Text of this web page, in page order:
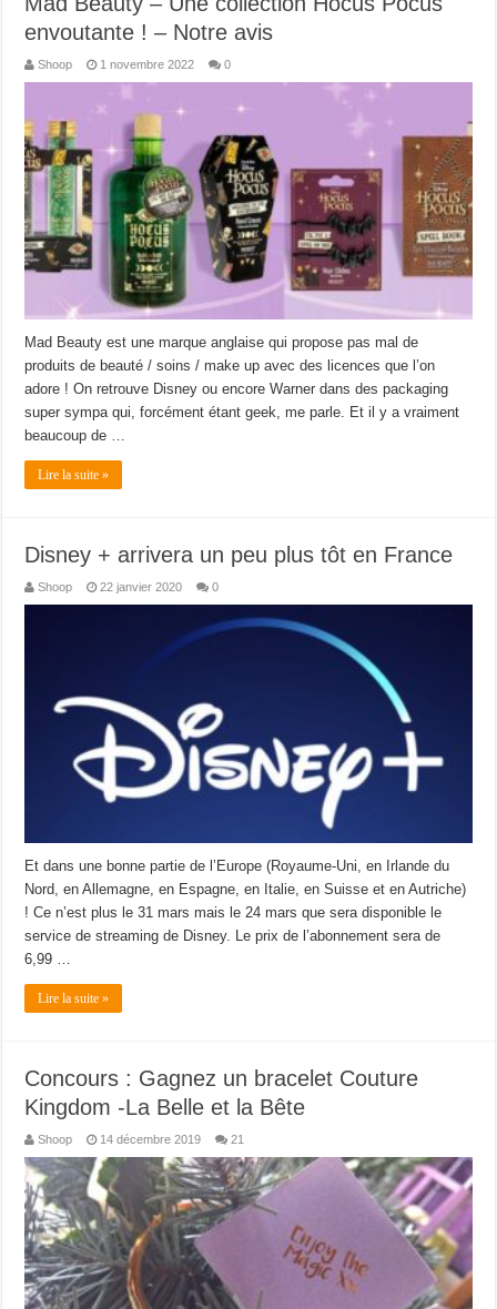
envoutante ! – Notre avis
Shoop 1 novembre 2022 0
Mad Beauty est une marque anglaise qui propose pas mal de
produits de beauté / soins / make up avec des licences que l’on
adore ! On retrouve Disney ou encore Warner dans des packaging
super sympa qui, forcément étant geek, me parle. Et il y a vraiment
beaucoup de …
Lire la suite »
Disney + arrivera un peu plus tôt en France
Shoop 22 janvier 2020 0
Et dans une bonne partie de l’Europe (Royaume-Uni, en Irlande du
Nord, en Allemagne, en Espagne, en Italie, en Suisse et en Autriche)
! Ce n’est plus le 31 mars mais le 24 mars que sera disponible le
service de streaming de Disney. Le prix de l’abonnement sera de
6,99 …
Lire la suite »
Concours : Gagnez un bracelet Couture
Kingdom -La Belle et la Bête
Shoop 14 décembre 2019 21